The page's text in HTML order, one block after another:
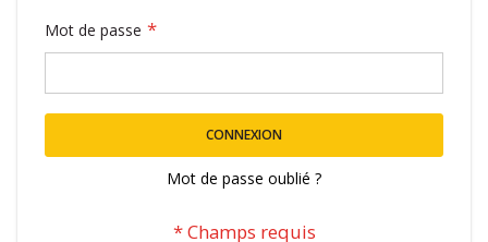
Mot de passe
CONNEXION
Mot de passe oublié ?